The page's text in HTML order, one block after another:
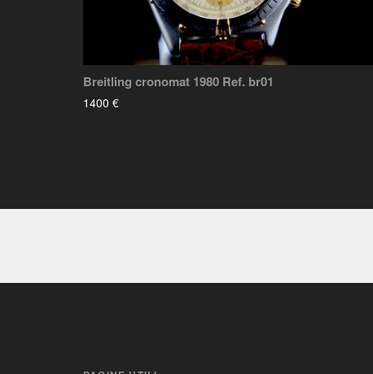
Breitling cronomat 1980 Ref. br01
1400 €